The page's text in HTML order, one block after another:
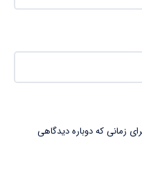
زمانی که دوباره دیدگاهی